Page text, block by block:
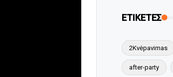
ΕΤΙΚΕΤΕΣ
2Kvėpavimas
after-party